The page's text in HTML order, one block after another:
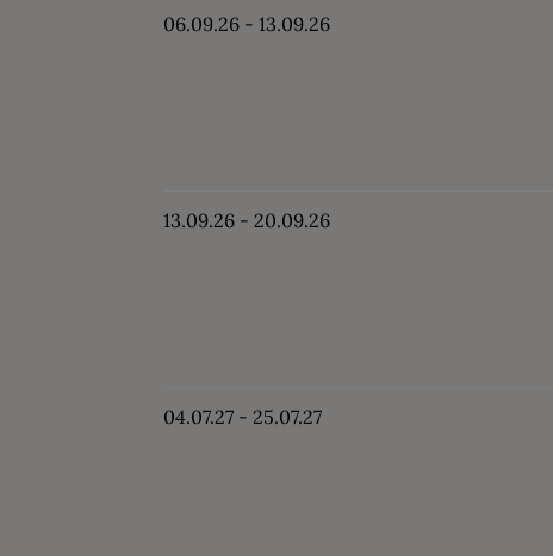
06.09.26 - 13.09.26
13.09.26 - 20.09.26
04.07.27 - 25.07.27